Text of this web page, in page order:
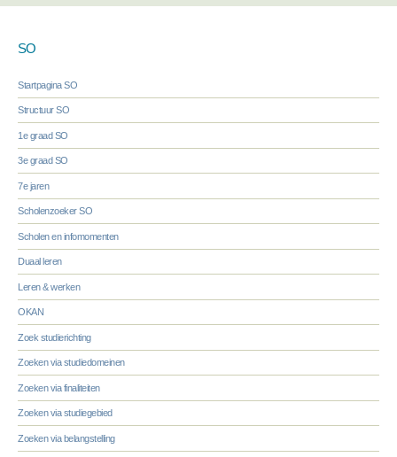
SO
Startpagina SO
Structuur SO
1e graad SO
3e graad SO
7e jaren
Scholenzoeker SO
Scholen en infomomenten
Duaal leren
Leren & werken
OKAN
Zoek studierichting
Zoeken via studiedomeinen
Zoeken via finaliteiten
Zoeken via studiegebied
Zoeken via belangstelling